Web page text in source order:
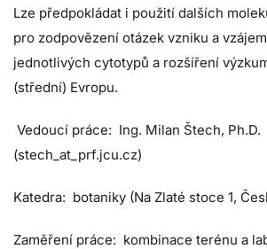
Lze předpokládat i použití dalších
pro zodpovězení otázek vzniku a
jednotlivých cytotypů a rozšíření
(střední) Evropu.
Vedoucí práce: Ing. Milan Štech, Ph.D.
(stech_at_prf.jcu.cz)
Katedra: botaniky (Na Zlaté stoce 1,
Zaměření práce: kombinace terénu a